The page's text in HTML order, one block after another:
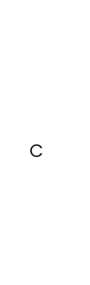
C